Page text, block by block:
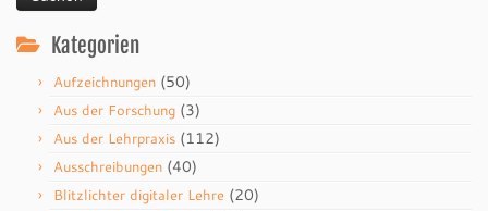
Kategorien
Aufzeichnungen (50)
Aus der Forschung (3)
Aus der Lehrpraxis (112)
Ausschreibungen (40)
Blitzlichter digitaler Lehre (20)